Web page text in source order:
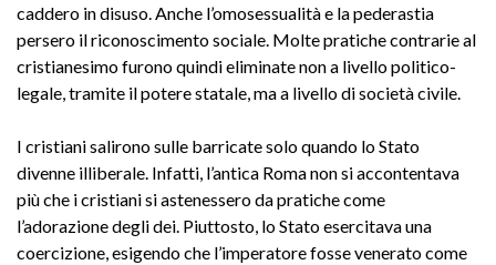
caddero in disuso. Anche l’omosessualità e la pederastia
persero il riconoscimento sociale. Molte pratiche contrarie al
cristianesimo furono quindi eliminate non a livello politico-
legale, tramite il potere statale, ma a livello di società civile.
I cristiani salirono sulle barricate solo quando lo Stato
divenne illiberale. Infatti, l’antica Roma non si accontentava
più che i cristiani si astenessero da pratiche come
l’adorazione degli dei. Piuttosto, lo Stato esercitava una
coercizione, esigendo che l’imperatore fosse venerato come